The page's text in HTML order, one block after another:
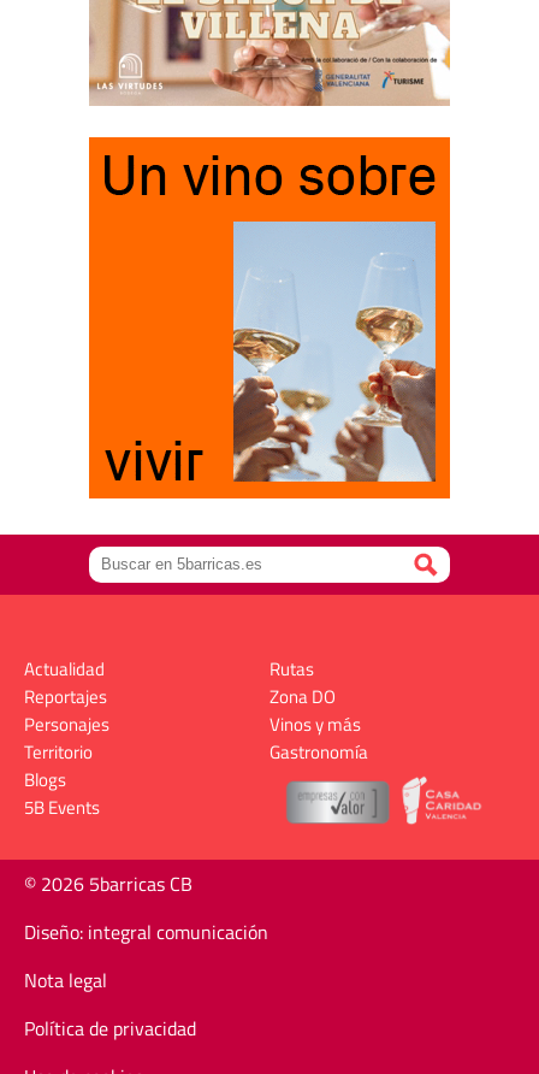
Actualidad
Reportajes
Personajes
Territorio
Rutas
Zona DO
Vinos y más
Gastronomía
Blogs
5B Events
© 2026 5barricas CB
Diseño: integral comunicación
Nota legal
Política de privacidad